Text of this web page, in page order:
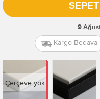
9
Kargo Bedava
Çerçeve yok